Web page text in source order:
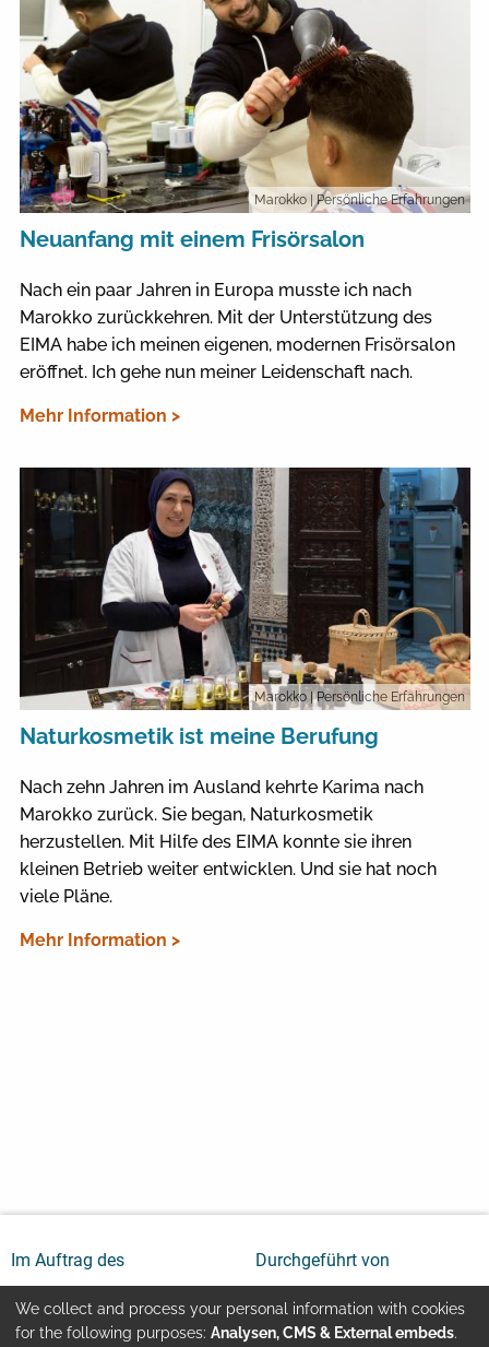
Marokko | Persönliche Erfahrungen
Neuanfang mit einem Frisörsalon
Nach ein paar Jahren in Europa musste ich nach
Marokko zurückkehren. Mit der Unterstützung des
EIMA habe ich meinen eigenen, modernen Frisörsalon
eröffnet. Ich gehe nun meiner Leidenschaft nach.
Mehr Information >
Marokko | Persönliche Erfahrungen
Naturkosmetik ist meine Berufung
Nach zehn Jahren im Ausland kehrte Karima nach
Marokko zurück. Sie began, Naturkosmetik
herzustellen. Mit Hilfe des EIMA konnte sie ihren
kleinen Betrieb weiter entwicklen. Und sie hat noch
viele Pläne.
Mehr Information >
Im Auftrag des Durchgeführt von
We collect and process your personal information with cookies
for the following purposes: Analysen, CMS & External embeds.